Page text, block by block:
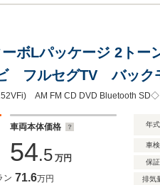
ボLパッケージ 2ト
フルセグTV バッ
ール 片側パワースラ
2本 純正14インチア
車両本体価格
54.5 万円
ン 71.6万円
年式
車検
保証
排気